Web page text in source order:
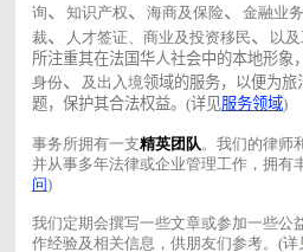
询、 知识产权、 海商及保险、 金融业务
裁、 人才签证、商业及投资移民、 以
所注重其在法国华人社会中的本地形象
身份、 及出入境领域的服务，以便为旅
题，保护其合法权益。 (详见服务领域)
事务所拥有一支精英团队。我们的律师
并从事多年法律或企业管理工作，拥有
问)
我们定期会撰写一些文章或参加一些公
作经验及相关信息，供朋友们参考。 (详